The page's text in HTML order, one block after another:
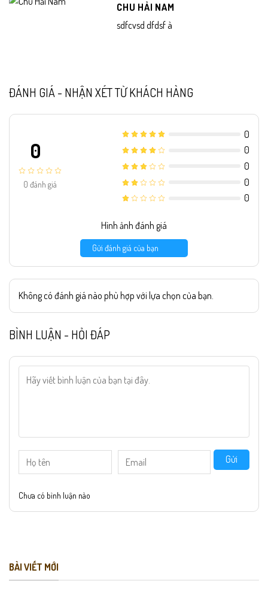
CHU HẢI NAM
sdfcvsd dfdsf à
ĐÁNH GIÁ - NHẬN XÉT TỪ KHÁCH HÀNG
0
0 đánh giá
0
0
0
0
0
Hình ảnh đánh giá
Gửi đánh giá của bạn
Không có đánh giá nào phù hợp với lựa chọn của bạn.
BÌNH LUẬN - HỎI ĐÁP
Gửi
Chưa có bình luận nào
BÀI VIẾT MỚI